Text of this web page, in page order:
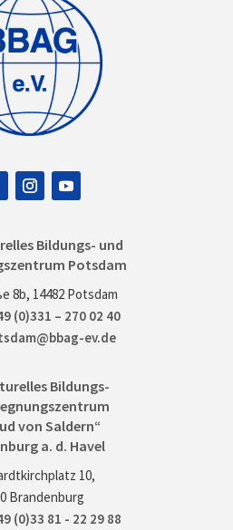
Bildungs- und
Potsdam
8b, 14482 Potsdam
(0)331 – 270 02 40
ev.de
Bildungs-
von Saldern“
a. d. Havel
10,
Brandenburg
(0)33 81 - 22 29 88